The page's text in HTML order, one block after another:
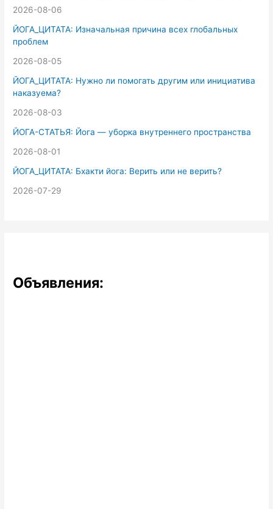
2026-08-06
ЙОГА_ЦИТАТА: Изначальная причина всех глобальных
проблем
2026-08-05
ЙОГА_ЦИТАТА: Нужно ли помогать другим или инициатива
наказуема?
2026-08-03
ЙОГА-СТАТЬЯ: Йога — уборка внутреннего пространства
2026-08-01
ЙОГА_ЦИТАТА: Бхакти йога: Верить или не верить?
2026-07-29
Объявления: